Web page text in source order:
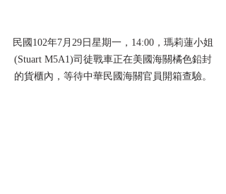
民國102年7月29日星期一，14:00，瑪莉蓮小姐
(Stuart M5A1)司徒戰車正在美國海關橘色鉛封
的貨櫃內，等待中華民國海關官員開箱查驗。